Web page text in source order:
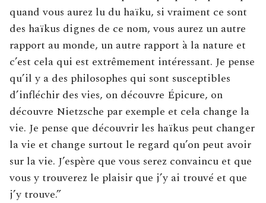
quand vous aurez lu du haïku, si vraiment ce sont
des haïkus dignes de ce nom, vous aurez un autre
rapport au monde, un autre rapport à la nature et
c’est cela qui est extrêmement intéressant. Je pense
qu’il y a des philosophes qui sont susceptibles
d’infléchir des vies, on découvre Épicure, on
découvre Nietzsche par exemple et cela change la
vie. Je pense que découvrir les haïkus peut changer
la vie et change surtout le regard qu’on peut avoir
sur la vie. J’espère que vous serez convaincu et que
vous y trouverez le plaisir que j’y ai trouvé et que
j’y trouve.”